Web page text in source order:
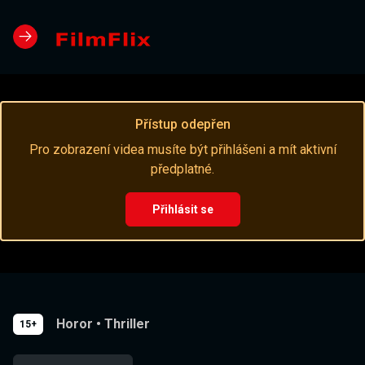
Přístup odepřen
Pro zobrazení videa musíte být přihlášeni a mít aktivní
předplatné.
Přihlásit se
15+ Horor • Thriller